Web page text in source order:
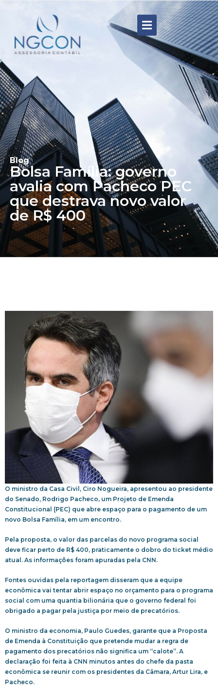
Blog
Bolsa Família: governo
avalia com Pacheco PEC
que destrava novo valor
de R$ 400
O ministro da Casa Civil, Ciro Nogueira, apresentou ao presidente
do Senado, Rodrigo Pacheco, um Projeto de Emenda
Constitucional (PEC) que abre espaço para o pagamento de um
novo Bolsa Família, em um encontro.
Pela proposta, o valor das parcelas do novo programa social
deve ficar perto de R$ 400, praticamente o dobro do ticket médio
atual. As informações foram apuradas pela CNN.
Fontes ouvidas pela reportagem disseram que a equipe
econômica vai tentar abrir espaço no orçamento para o programa
social com uma quantia bilionária que o governo federal foi
obrigado a pagar pela justiça por meio de precatórios.
O ministro da economia, Paulo Guedes, garante que a Proposta
de Emenda à Constituição que pretende mudar a regra de
pagamento dos precatórios não significa um “calote”. A
declaração foi feita à CNN minutos antes do chefe da pasta
econômica se reunir com os presidentes da Câmara, Artur Lira, e
Pacheco.